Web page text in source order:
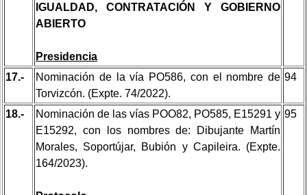
IGUALDAD, CONTRATACIÓN Y GOBIERNO
ABIERTO
Presidencia
17.-
Nominación de la vía PO586, con el nombre de
Torvizcón. (Expte. 74/2022).
94
18.-
Nominación de las vías POO82, PO585, E15291 y
E15292, con los nombres de: Dibujante Martín
Morales, Soportújar, Bubión y Capileira. (Expte.
164/2023).
95